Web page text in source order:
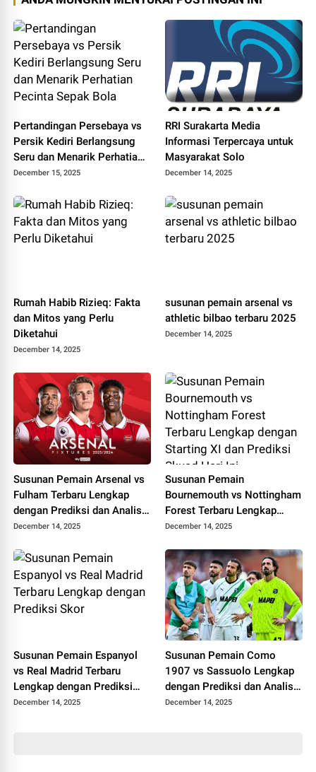
Pertandingan Persebaya vs
Persik Kediri Berlangsung
Seru dan Menarik Perhatian
Pecinta Sepak Bola
December 15, 2025
RRI Surakarta Media
Informasi Terpercaya untuk
Masyarakat Solo
December 14, 2025
Rumah Habib Rizieq: Fakta
dan Mitos yang Perlu
Diketahui
December 14, 2025
susunan pemain arsenal vs
athletic bilbao terbaru 2025
December 14, 2025
Susunan Pemain Arsenal vs
Fulham Terbaru Lengkap
dengan Prediksi dan Analisis
Pertandingan
December 14, 2025
Susunan Pemain
Bournemouth vs Nottingham
Forest Terbaru Lengkap
dengan Starting XI dan
December 14, 2025
Susunan Pemain Espanyol
vs Real Madrid Terbaru
Lengkap dengan Prediksi
Skor
December 14, 2025
Susunan Pemain Como
1907 vs Sassuolo Lengkap
dengan Prediksi dan Analisis
Terbaru
December 14, 2025